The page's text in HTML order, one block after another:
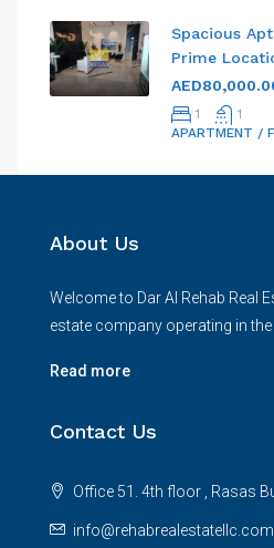
Spacious
Prime
1
1
APARTMENT /
About Us
Welcome to Dar Al Rehab Real
estate company operating in the
Read more
Contact Us
Office 51. 4th floor , Rasas
info@rehabrealestatellc.com